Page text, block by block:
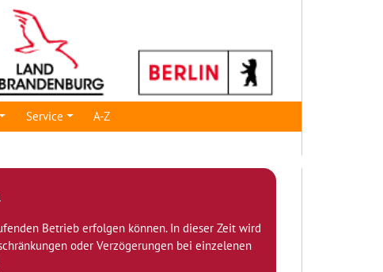
Service A-Z
Betrieb erfolgen können. In dieser Zeit wird
oder Verzögerungen bei einzelenen